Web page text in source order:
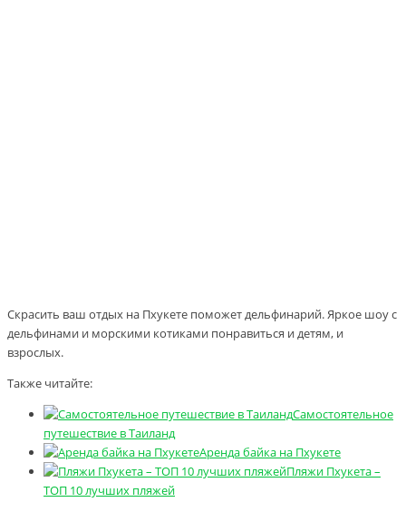
Скрасить ваш отдых на Пхукете поможет дельфинарий. Яркое шоу с
дельфинами и морскими котиками понравиться и детям, и
взрослых.
Также читайте:
Самостоятельное
путешествие в Таиланд
Аренда байка на Пхукете
Пляжи Пхукета –
ТОП 10 лучших пляжей